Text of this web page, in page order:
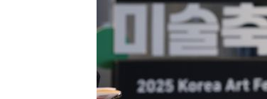
[속보]종합특검, '관저이전 봐주기 감사' 유병
민주 콩고 에볼라환자 4천명 돌파, 4053명 발
[속보]'300억원대 사기 혐의' 차가원 대표 구
"미 전국적 살모네라 식중독 원인은 멕시코산
[속보]경찰·노동부, HL만도 평택사업장 끼